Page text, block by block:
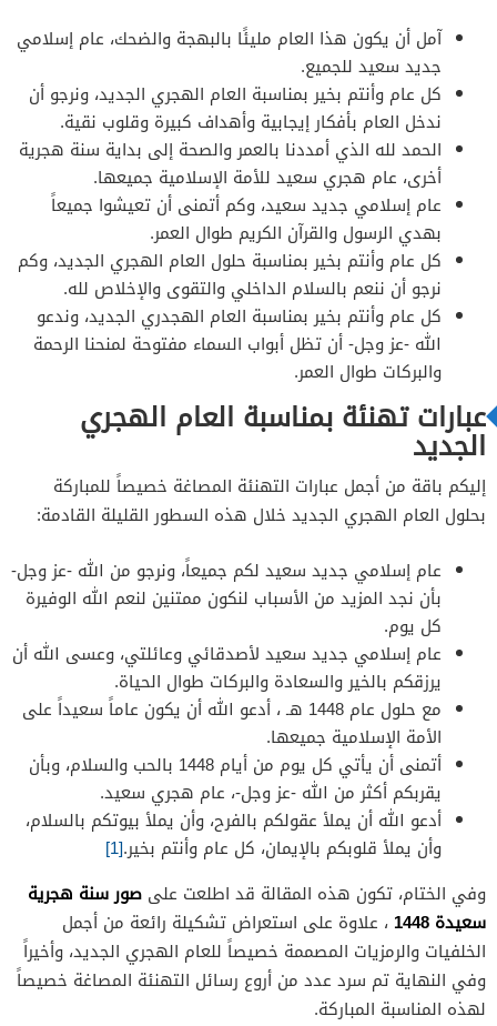
آمل أن يكون هذا العام مليئًا بالبهجة والضحك، عام إسلامي
جديد سعيد للجميع.
كل عام وأنتم بخير بمناسبة العام الهجري الجديد، ونرجو أن
ندخل العام بأفكار إيجابية وأهداف كبيرة وقلوب نقية.
الحمد لله الذي أمددنا بالعمر والصحة إلى بداية سنة هجرية
أخرى، عام هجري سعيد للأمة الإسلامية جميعها.
عام إسلامي جديد سعيد، وكم أتمنى أن تعيشوا جميعاً
بهدي الرسول والقرآن الكريم طوال العمر.
كل عام وأنتم بخير بمناسبة حلول العام الهجري الجديد، وكم
نرجو أن ننعم بالسلام الداخلي والتقوى والإخلاص لله.
كل عام وأنتم بخير بمناسبة العام الهجدري الجديد، وندعو
الله -عز وجل- أن تظل أبواب السماء مفتوحة لمنحنا الرحمة
والبركات طوال العمر.
عبارات تهنئة بمناسبة العام الهجري
الجديد
إليكم باقة من أجمل عبارات التهنئة المصاغة خصيصاً للمباركة
بحلول العام الهجري الجديد خلال هذه السطور القليلة القادمة:
عام إسلامي جديد سعيد لكم جميعاً، ونرجو من الله -عز وجل-
بأن نجد المزيد من الأسباب لنكون ممتنين لنعم الله الوفيرة
كل يوم.
عام إسلامي جديد سعيد لأصدقائي وعائلتي، وعسى الله أن
يرزقكم بالخير والسعادة والبركات طوال الحياة.
مع حلول عام 1448 هـ ، أدعو الله أن يكون عاماً سعيداً على
الأمة الإسلامية جميعها.
أتمنى أن يأتي كل يوم من أيام 1448 بالحب والسلام، وبأن
يقربكم أكثر من الله -عز وجل-، عام هجري سعيد.
أدعو الله أن يملأ عقولكم بالفرح، وأن يملأ بيوتكم بالسلام،
وأن يملأ قلوبكم بالإيمان، كل عام وأنتم بخير.[1]
وفي الختام، تكون هذه المقالة قد اطلعت على صور سنة هجرية
سعيدة 1448
، علاوة على استعراض تشكيلة رائعة من أجمل
الخلفيات والرمزيات المصممة خصيصاً للعام الهجري الجديد، وأخيراً
وفي النهاية تم سرد عدد من أروع رسائل التهنئة المصاغة خصيصاً
لهذه المناسبة المباركة.